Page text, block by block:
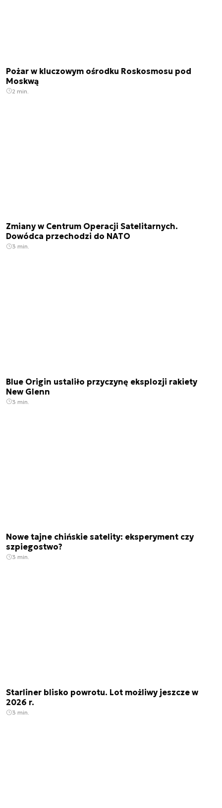
Pożar w kluczowym ośrodku Roskosmosu pod
Moskwą
2 min.
Zmiany w Centrum Operacji Satelitarnych.
Dowódca przechodzi do NATO
3 min.
Blue Origin ustaliło przyczynę eksplozji rakiety
New Glenn
3 min.
Nowe tajne chińskie satelity: eksperyment czy
szpiegostwo?
3 min.
Starliner blisko powrotu. Lot możliwy jeszcze w
2026 r.
3 min.